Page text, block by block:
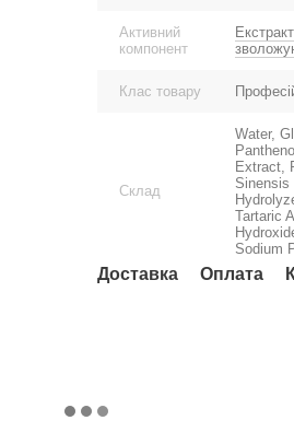
Активний
компонент
Клас товару
Склад
Water,
Extract,
Tartaric
Sodium
Доставка Оплата